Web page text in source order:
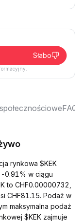
Słabo
FAQ
rynkowa $KEK
-0.91% w ciągu
to CHF0.00000732,
CHF81.15. Podaż w
maksymalna podaż
$KEK zajmuje